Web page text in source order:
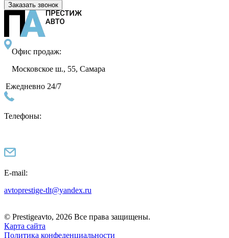
Заказать звонок
Офис продаж:
Московское ш., 55, Самара
Ежедневно 24/7
Телефоны:
E-mail:
avtoprestige-tlt@yandex.ru
© Prestigeavto, 2026 Все права защищены.
Карта сайта
Политика конфеденциальности